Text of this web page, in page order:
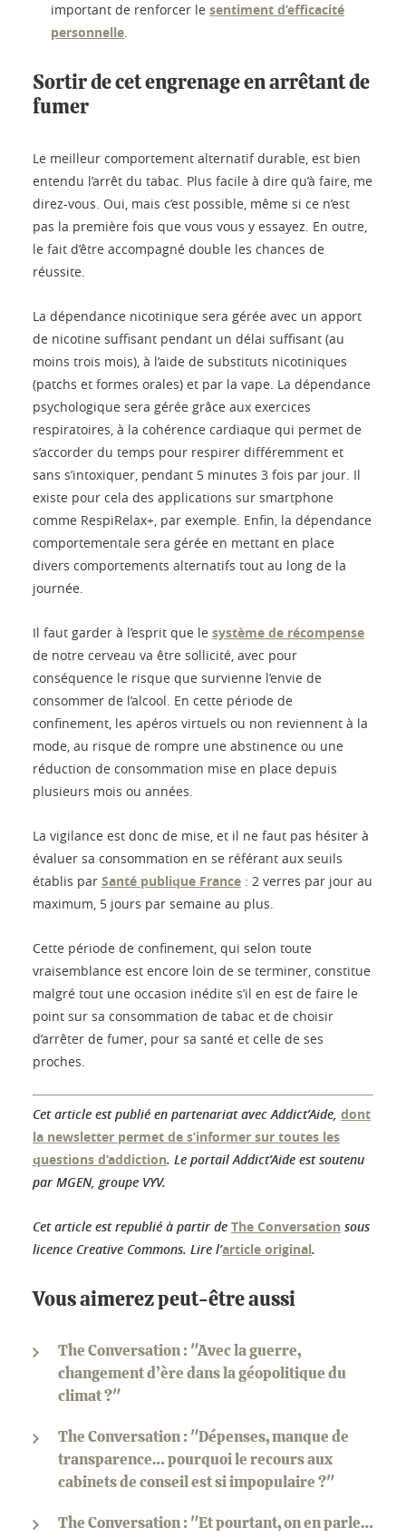
important de renforcer le sentiment d’efficacité
personnelle.
Sortir de cet engrenage en arrêtant de
fumer
Le meilleur comportement alternatif durable, est bien
entendu l’arrêt du tabac. Plus facile à dire qu’à faire, me
direz-vous. Oui, mais c’est possible, même si ce n’est
pas la première fois que vous vous y essayez. En outre,
le fait d’être accompagné double les chances de
réussite.
La dépendance nicotinique sera gérée avec un apport
de nicotine suffisant pendant un délai suffisant (au
moins trois mois), à l’aide de substituts nicotiniques
(patchs et formes orales) et par la vape. La dépendance
psychologique sera gérée grâce aux exercices
respiratoires, à la cohérence cardiaque qui permet de
s’accorder du temps pour respirer différemment et
sans s’intoxiquer, pendant 5 minutes 3 fois par jour. Il
existe pour cela des applications sur smartphone
comme RespiRelax+, par exemple. Enfin, la dépendance
comportementale sera gérée en mettant en place
divers comportements alternatifs tout au long de la
journée.
Il faut garder à l’esprit que le système de récompense
de notre cerveau va être sollicité, avec pour
conséquence le risque que survienne l’envie de
consommer de l’alcool. En cette période de
confinement, les apéros virtuels ou non reviennent à la
mode, au risque de rompre une abstinence ou une
réduction de consommation mise en place depuis
plusieurs mois ou années.
La vigilance est donc de mise, et il ne faut pas hésiter à
évaluer sa consommation en se référant aux seuils
établis par Santé publique France : 2 verres par jour au
maximum, 5 jours par semaine au plus.
Cette période de confinement, qui selon toute
vraisemblance est encore loin de se terminer, constitue
malgré tout une occasion inédite s’il en est de faire le
point sur sa consommation de tabac et de choisir
d’arrêter de fumer, pour sa santé et celle de ses
proches.
Cet article est publié en partenariat avec Addict’Aide, dont
la newsletter permet de s’informer sur toutes les
questions d’addiction. Le portail Addict’Aide est soutenu
par MGEN, groupe VYV.
Cet article est republié à partir de The Conversation sous
licence Creative Commons. Lire l’article original.
Vous aimerez peut-être aussi
The Conversation : "Avec la guerre,
changement d’ère dans la géopolitique du
climat ?"
The Conversation : "Dépenses, manque de
transparence… pourquoi le recours aux
cabinets de conseil est si impopulaire ?"
The Conversation : "Et pourtant, on en parle…